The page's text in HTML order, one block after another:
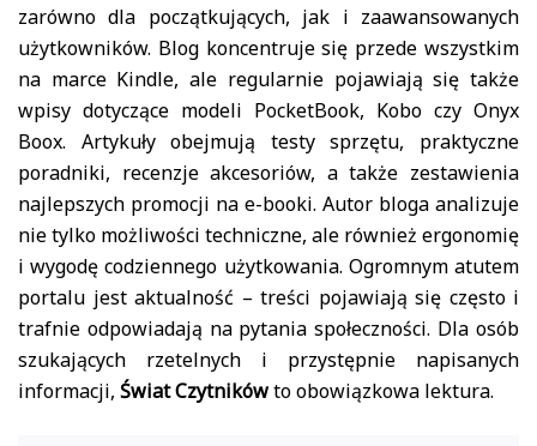
zarówno dla początkujących, jak i zaawansowanych
użytkowników. Blog koncentruje się przede wszystkim
na marce Kindle, ale regularnie pojawiają się także
wpisy dotyczące modeli PocketBook, Kobo czy Onyx
Boox. Artykuły obejmują testy sprzętu, praktyczne
poradniki, recenzje akcesoriów, a także zestawienia
najlepszych promocji na e-booki. Autor bloga analizuje
nie tylko możliwości techniczne, ale również ergonomię
i wygodę codziennego użytkowania. Ogromnym atutem
portalu jest aktualność – treści pojawiają się często i
trafnie odpowiadają na pytania społeczności. Dla osób
szukających rzetelnych i przystępnie napisanych
informacji, Świat Czytnikówto obowiązkowa lektura.